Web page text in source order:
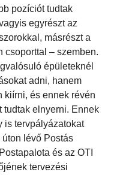
pozíciót tudtak
egyrészt az
másrészt a
csoporttal – szemben.
épületeknél
adni, hanem
kiírni, és ennek révén
tudtak elnyerni. Ennek
is tervpályázatokat
lévő Postás
és az OTI
tervezési